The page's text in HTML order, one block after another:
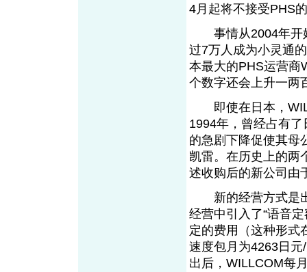
4月起将不接受PHS
事情从2004年开始
过7万人成为小灵通
本最大的PHS运营商
个数字还会上升一两
即使在日本，
1994年，曾经占有
的急剧下降促使其母
凯雷。在历史上的两
述收购后的新公司由
新的经营方式是出
经营中引入了“语音
定的费用（这种形式
速度包月为4263日
出后，WILLCOM每